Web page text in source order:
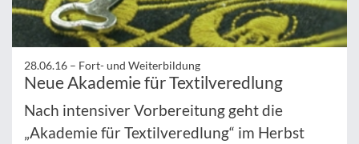
28.06.16 – Fort- und Weiterbildung
Neue Akademie für Textilveredlung
Nach intensiver Vorbereitung geht die
„Akademie für Textilveredlung“ im Herbst